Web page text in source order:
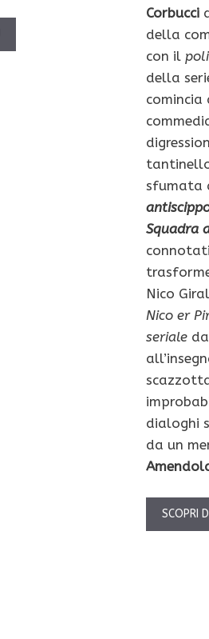
Corbucci
della
con il
della
comincia
sfumata
Squadra
Nico
Nico er
serialeda
dialoghi
da un
SCOPRI